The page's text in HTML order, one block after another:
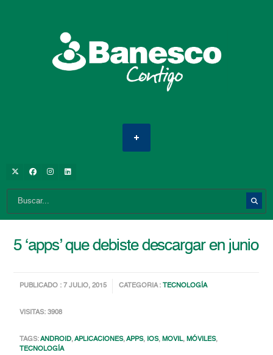
5 ‘apps’ que debiste descargar en junio
PUBLICADO : 7 JULIO, 2015 CATEGORIA : TECNOLOGÍA
VISITAS: 3908
TAGS:ANDROID,APLICACIONES,APPS, IOS,MOVIL,MÓVILES,
TECNOLOGÍA